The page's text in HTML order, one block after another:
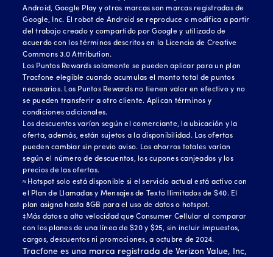
Android, Google Play y otras marcas son marcas registradas de
Google, Inc. El robot de Android se reproduce o modifica a partir
del trabajo creado y compartido por Google y utilizado de
acuerdo con los términos descritos en la Licencia de Creative
Commons 3.0 Attribution.
Los Puntos Rewards solamente se pueden aplicar para un plan
Tracfone elegible cuando acumulas el monto total de puntos
necesarios. Los Puntos Rewards no tienen valor en efectivo y no
se pueden transferir a otro cliente. Aplican términos y
condiciones adicionales.
Los descuentos varían según el comerciante, la ubicación y la
oferta, además, están sujetos a la disponibilidad. Las ofertas
pueden cambiar sin previo aviso. Los ahorros totales varían
según el número de descuentos, los cupones canjeados y los
precios de las ofertas.
≈Hotspot solo está disponible si el servicio actual está activo con
el Plan de Llamadas y Mensajes de Texto Ilimitados de $40. El
plan asigna hasta 8GB para el uso de datos o hotspot.
‡Más datos a alta velocidad que Consumer Cellular al comparar
con los planes de una línea de $20 y $25, sin incluir impuestos,
cargos, descuentos ni promociones, a octubre de 2024.
Tracfone es una marca registrada de Verizon Value, Inc,